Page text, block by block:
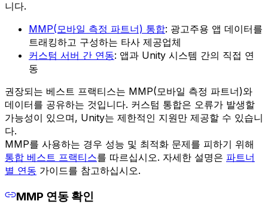
니다.
MMP(모바일 측정 파트너) 통합: 광고주용 앱 데이터를
트래킹하고 구성하는 타사 제공업체
커스텀 서버 간 연동: 앱과 Unity 시스템 간의 직접 연
동
권장되는 베스트 프랙티스는 MMP(모바일 측정 파트너)와
데이터를 공유하는 것입니다. 커스텀 통합은 오류가 발생할
가능성이 있으며, Unity는 제한적인 지원만 제공할 수 있습니
다.
MMP를 사용하는 경우 성능 및 최적화 문제를 피하기 위해
통합 베스트 프랙티스를 따르십시오. 자세한 설명은 파트너
별 연동 가이드를 참고하십시오.
MMP 연동 확인